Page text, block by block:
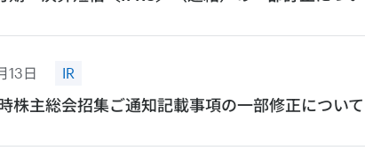
13日 IR
株主総会招集ご通知記載事項の一部修正について